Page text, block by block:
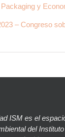
y
– Congreso
ISM es el
del